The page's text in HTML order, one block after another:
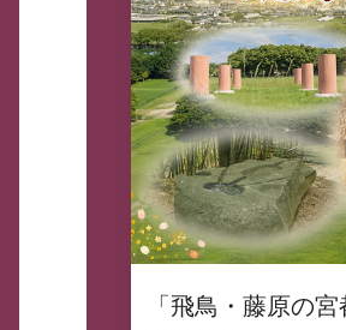
「飛鳥・藤原の